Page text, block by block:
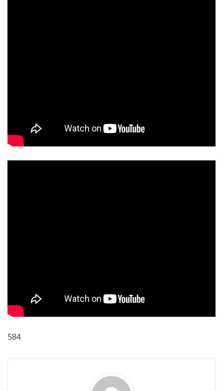
584